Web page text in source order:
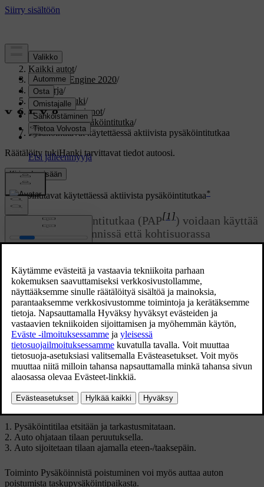
Tuki/
Kaikki autot/
V60 Twin Engine 2020/
Ohjekirja/
Kuljettajan tuki/
Pysäköintitoiminnot/
Aktiivinen pysäköintitutka/
Pysäköintitavat käytettäessä aktiivista pysäköintitutkaa
Räätälöity tukiHanki tarvittavat tiedot autoosi.
Kirjaudu sisään
Päivitetty 19.03.2020
Pysäköintitavat käytettäessä aktiivista pysäköintitutkaa*
Aktiivista pysäköintitutkaa (PAP[1]) voidaan käyttää
sekä taskupysäköinnissä että kohtisuorassa
pysäköinnissä.
Rinnakkaispysäköinti
Rinnakkais- ja taskupysäköinnin periaate
Toiminto pysäköi auton seuraavilla osatekijöillä:
Pysäköintitilaa etsitään ja tarkastusmitataan.
Auto ohjataan tilaan peruutuksella.
Auto sijoitetaan tilaan ajamalla eteen-/taaksepäin.
Toiminto Pysäköinnistä poistuminen voi myös auttaa auton
poistumista taskupysäköintipaikasta.